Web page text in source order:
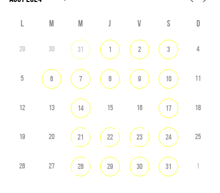
L M M J V S D
29 30 31 1 2 3 4
5 6 7 8 9 10 11
12 13 14 15 16 17 18
19 20 21 22 23 24 25
26 27 28 29 30 31 1